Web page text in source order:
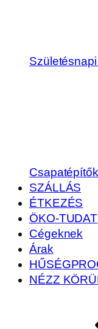
SZÁLLÁS
ÉTKEZÉS
ÖKO-TUDAT
Cégeknek
Árak
NÉZZ